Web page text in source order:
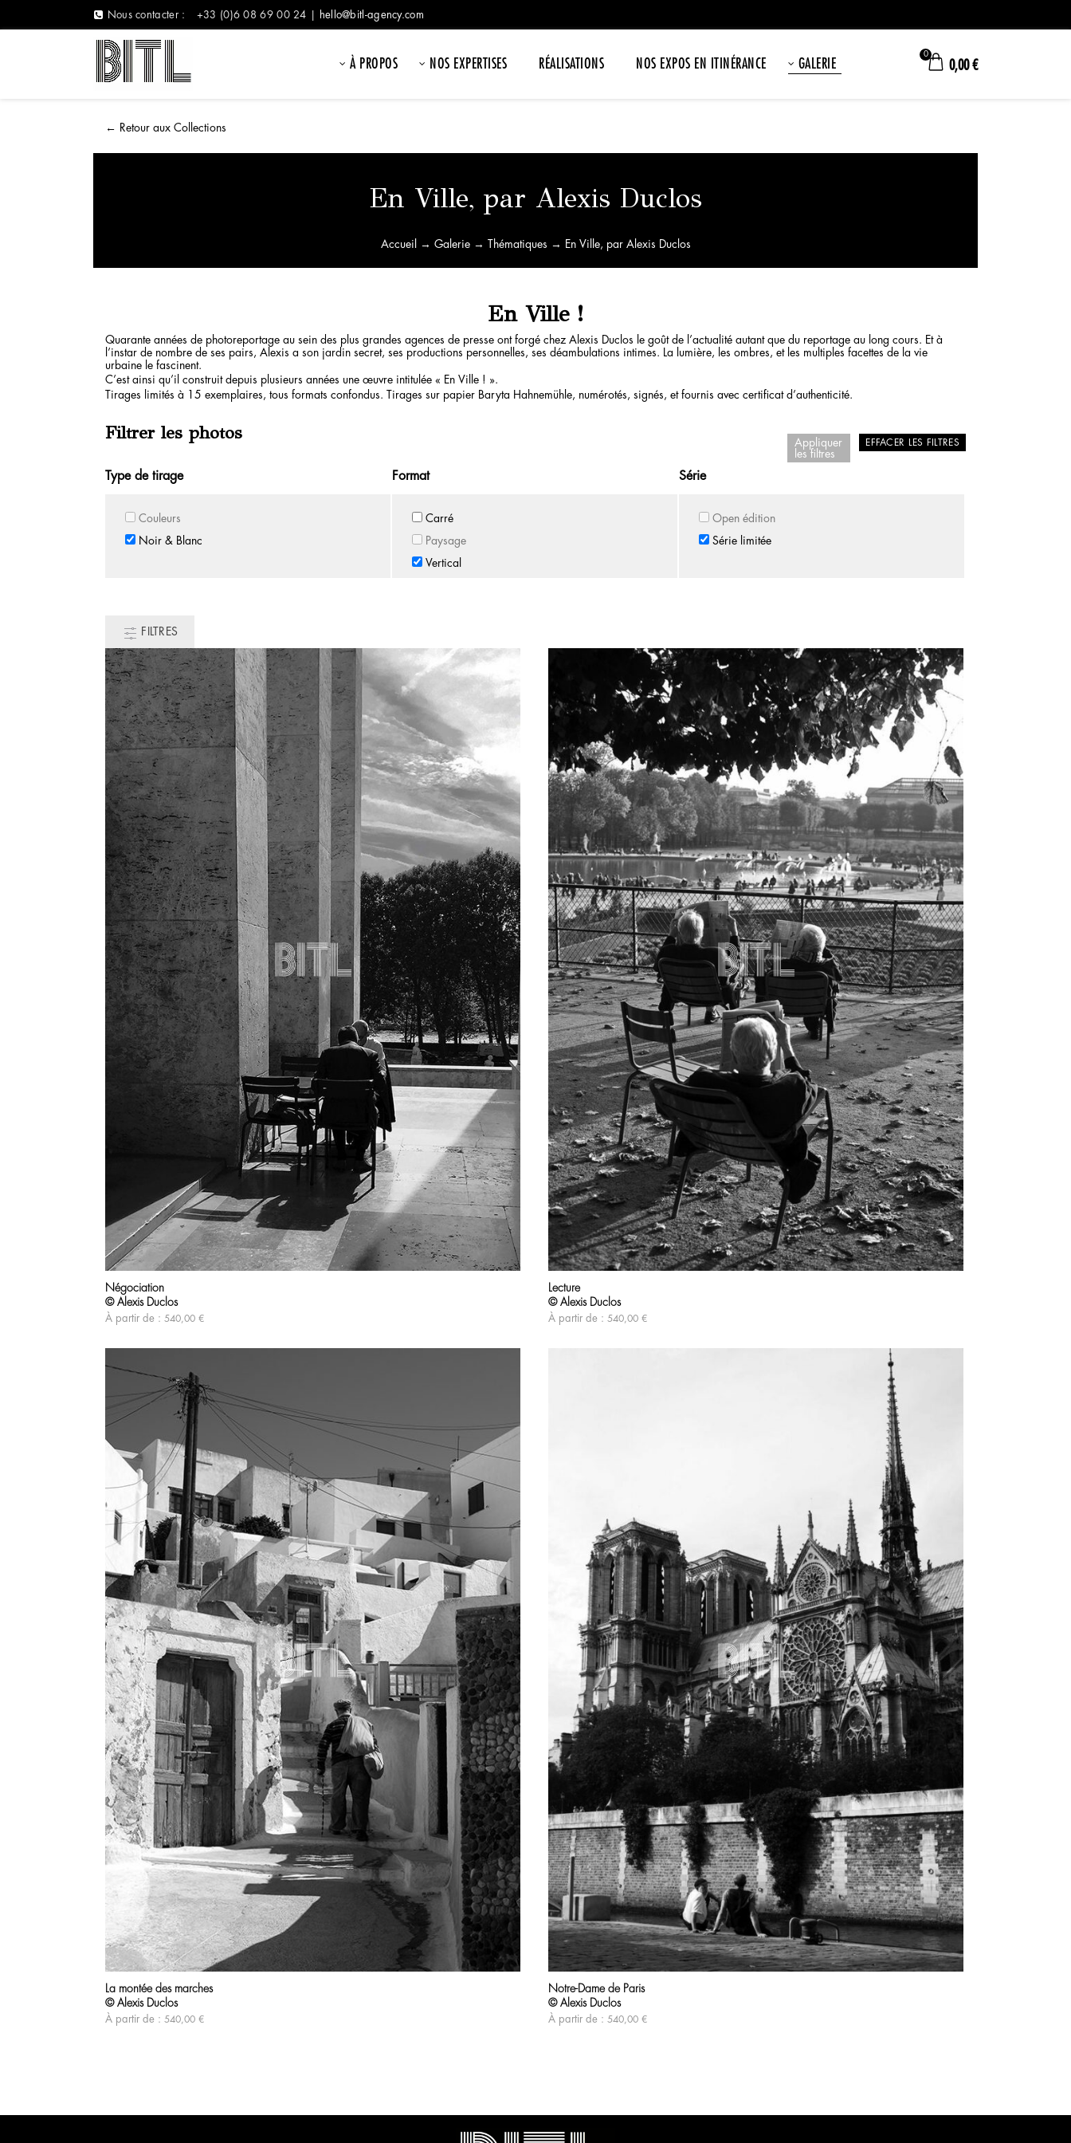
Nous contacter : +33 (0)6 08 69 00 24 | hello@bitl-agency.com
À PROPOS NOS EXPERTISES RÉALISATIONS NOS EXPOS EN ITINÉRANCE GALERIE
0
0,00€
← Retour aux Collections
En Ville, par Alexis Duclos
Accueil → Galerie→ Thématiques → En Ville, par Alexis Duclos
En Ville !
Quarante années de photoreportage au sein des plus grandes agences de presse ont forgé chez Alexis Duclos le goût de l’actualité autant que du reportage au long cours. Et à
l’instar de nombre de ses pairs, Alexis a son jardin secret, ses productions personnelles, ses déambulations intimes. La lumière, les ombres, et les multiples facettes de la vie
urbaine le fascinent.
C’est ainsi qu’il construit depuis plusieurs années une œuvre intitulée « En Ville ! ».
Tirages limités à 15 exemplaires, tous formats confondus. Tirages sur papier Baryta Hahnemühle, numérotés, signés, et fournis avec certificat d’authenticité.
Filtrer les photos EFFACER LES FILTRES
Type de tirage
Couleurs
Noir & Blanc
Format
Carré
Paysage
Vertical
Série
Open édition
Série limitée
Appliquer
les filtres
FILTRES
Négociation
© Alexis Duclos
À partir de : 540,00 €
Lecture
© Alexis Duclos
À partir de : 540,00 €
La montée des marches
© Alexis Duclos
À partir de : 540,00 €
Notre-Dame de Paris
© Alexis Duclos
À partir de : 540,00 €